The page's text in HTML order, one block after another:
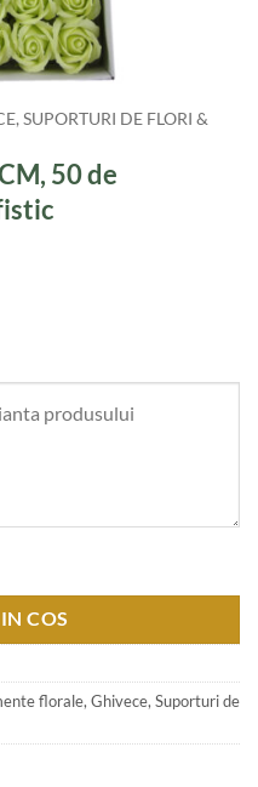
SUPORTURI DE FLORI &
50 de
COS
florale, Ghivece, Suporturi de